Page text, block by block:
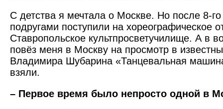
С детства я мечтала о Москве. Но после 8-
подругами поступили на хореографическое
Ставропольское культпросветучилище. А в
повёз меня в Москву на просмотр в
Владимира Шубарина «Танцевальная
взяли.
– Первое время было непросто одной в